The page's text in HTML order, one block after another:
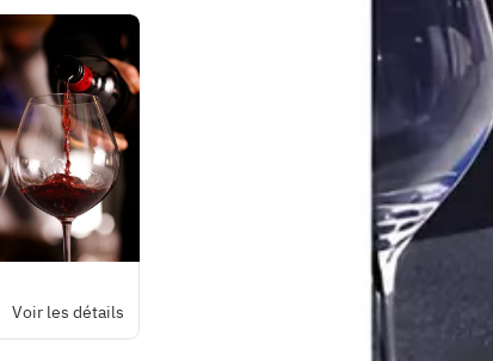
Voir les détails